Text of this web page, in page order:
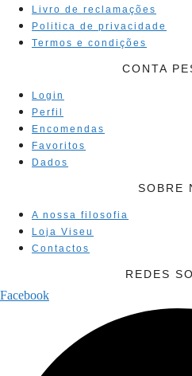
Livro de reclamações
Politica de privacidade
Termos e condições
CONTA
Login
Perfil
Encomendas
Favoritos
Dados
SOBRE
A nossa filosofia
Loja Viseu
Contactos
REDES
Facebook